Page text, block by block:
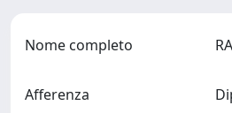
Nome completo
Afferenza